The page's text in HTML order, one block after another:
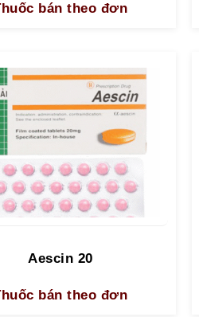
bán theo đơn
Aescin 20
bán theo đơn